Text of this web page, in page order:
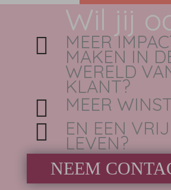
Wil jij
MEER
MAKEN IN
WERELD
KLANT?
MEER
EN EEN VRIJ
LEVEN?
NEEM